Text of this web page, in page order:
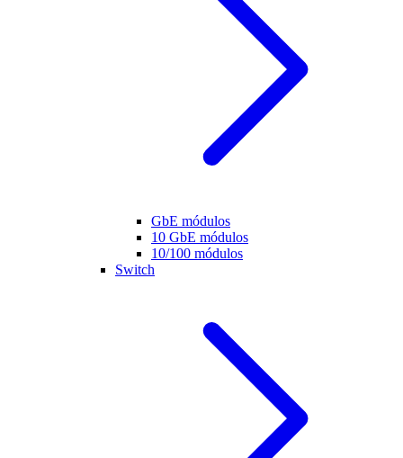
GbE módulos
10 GbE módulos
10/100 módulos
Switch